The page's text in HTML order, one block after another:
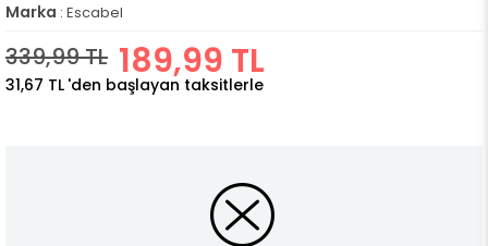
Marka : Escabel
339,99 TL 189,99 TL
31,67 TL 'den başlayan taksitlerle